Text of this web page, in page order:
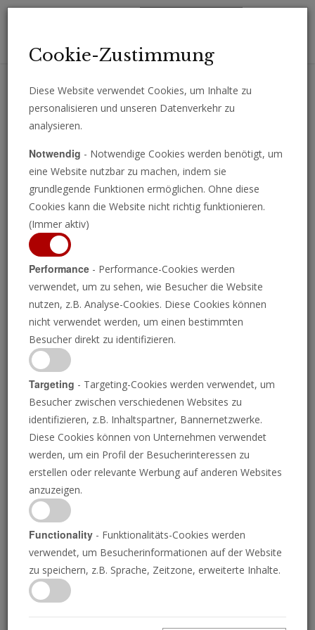
Erhalten Sie wichtige Analysen, Kommentare und Nachrichten
DIE POSAUNE
Australien will die
Monarchie von seinen
Banknoten entfernen
RUFARO MANYEPA
Cookie-Zustimmung
Diese Website verwendet Cookies, um Inhalte zu
personalisieren und unseren Datenverkehr zu
analysieren.
Notwendig - Notwendige Cookies werden benötigt, um
eine Website nutzbar zu machen, indem sie
grundlegende Funktionen ermöglichen. Ohne diese
Cookies kann die Website nicht richtig funktionieren.
(Immer aktiv)
Performance - Performance-Cookies werden
verwendet, um zu sehen, wie Besucher die Website
nutzen, z.B. Analyse-Cookies. Diese Cookies können
nicht verwendet werden, um einen bestimmten
Besucher direkt zu identifizieren.
Targeting - Targeting-Cookies werden verwendet, um
Besucher zwischen verschiedenen Websites zu
identifizieren, z.B. Inhaltspartner, Bannernetzwerke.
Diese Cookies können von Unternehmen verwendet
werden, um ein Profil der Besucherinteressen zu
erstellen oder relevante Werbung auf anderen Websites
anzuzeigen.
Functionality - Funktionalitäts-Cookies werden
verwendet, um Besucherinformationen auf der Website
zu speichern, z.B. Sprache, Zeitzone, erweiterte Inhalte.